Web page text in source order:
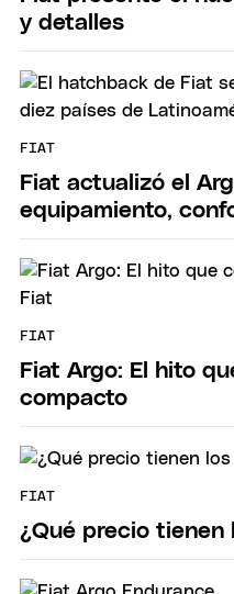
y detalles
FIAT
Fiat actualizó el
equipamiento,
FIAT
Fiat Argo: El hito
compacto
FIAT
¿Qué precio tienen